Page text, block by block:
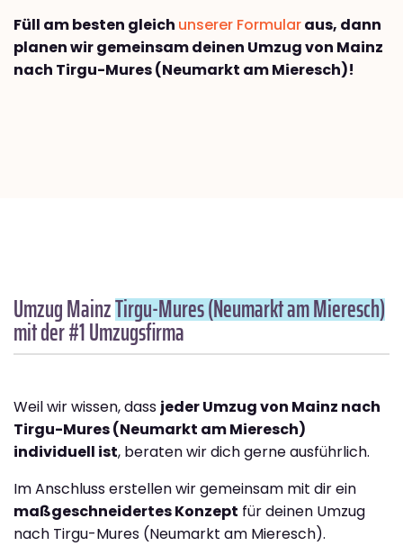
Füll am besten gleich unserer Formularaus, dann
planen wir gemeinsam deinen Umzug von Mainz
nach Tirgu-Mures (Neumarkt am Mieresch)!
Umzug MainzTirgu-Mures (Neumarkt am Mieresch)
mit der #1 Umzugsfirma
Weil wir wissen, dass jeder Umzug von Mainz nach
Tirgu-Mures (Neumarkt am Mieresch)
individuell ist, beraten wir dich gerne ausführlich.
Im Anschluss erstellen wir gemeinsam mit dir ein
maßgeschneidertes Konzept für deinen Umzug
nach Tirgu-Mures (Neumarkt am Mieresch).